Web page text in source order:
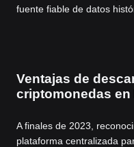
fuente fiable de datos
Ventajas de
criptomonedas en
A finales de 2023,
plataforma centralizada